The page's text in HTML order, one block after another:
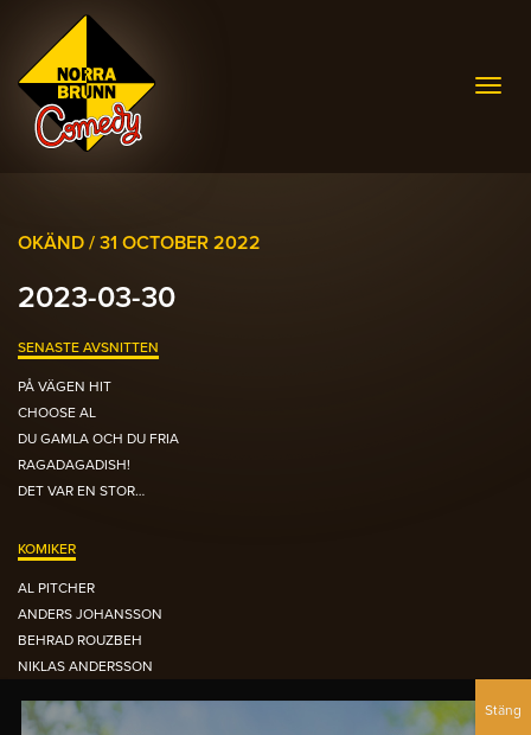
OKÄND / 31 OCTOBER 2022
2023-03-30
SENASTE AVSNITTEN
PÅ VÄGEN HIT
CHOOSE AL
DU GAMLA OCH DU FRIA
RAGADAGADISH!
DET VAR EN STOR…
KOMIKER
AL PITCHER
ANDERS JOHANSSON
BEHRAD ROUZBEH
NIKLAS ANDERSSON
PETTER BRISTAV